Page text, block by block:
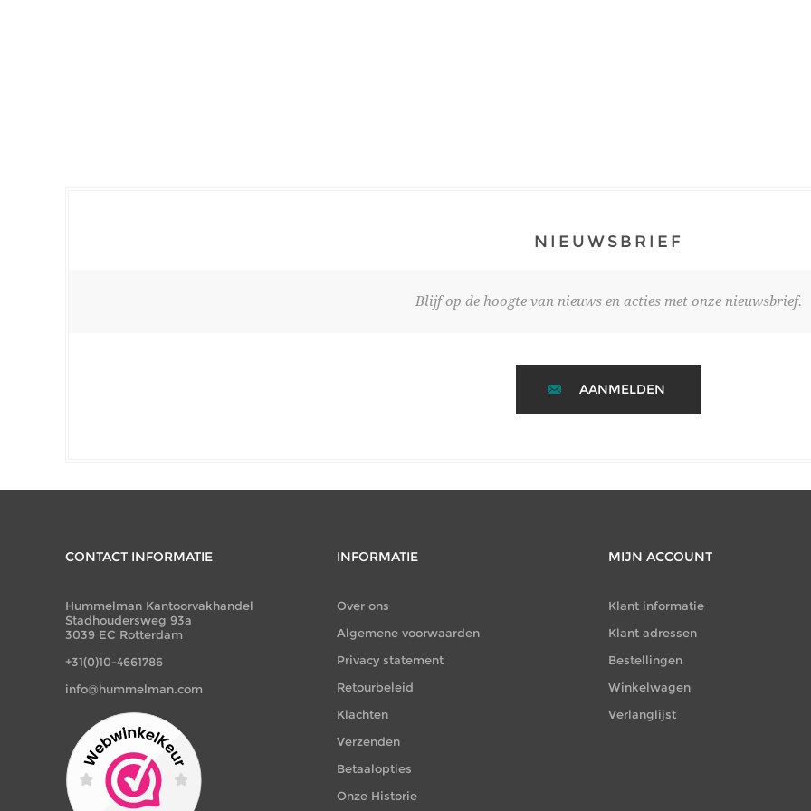
NIEUWSBRIEF
Blijf op de hoogte van nieuws en acties met onze nieuwsbrief.
AANMELDEN
CONTACT INFORMATIE
Hummelman Kantoorvakhandel
Stadhoudersweg 93a
3039 EC Rotterdam
+31(0)10-4661786
info@hummelman.com
INFORMATIE
Over ons
Algemene voorwaarden
Privacy statement
Retourbeleid
Klachten
Verzenden
Betaalopties
Onze Historie
MIJN ACCOUNT
Klant informatie
Klant adressen
Bestellingen
Winkelwagen
Verlanglijst